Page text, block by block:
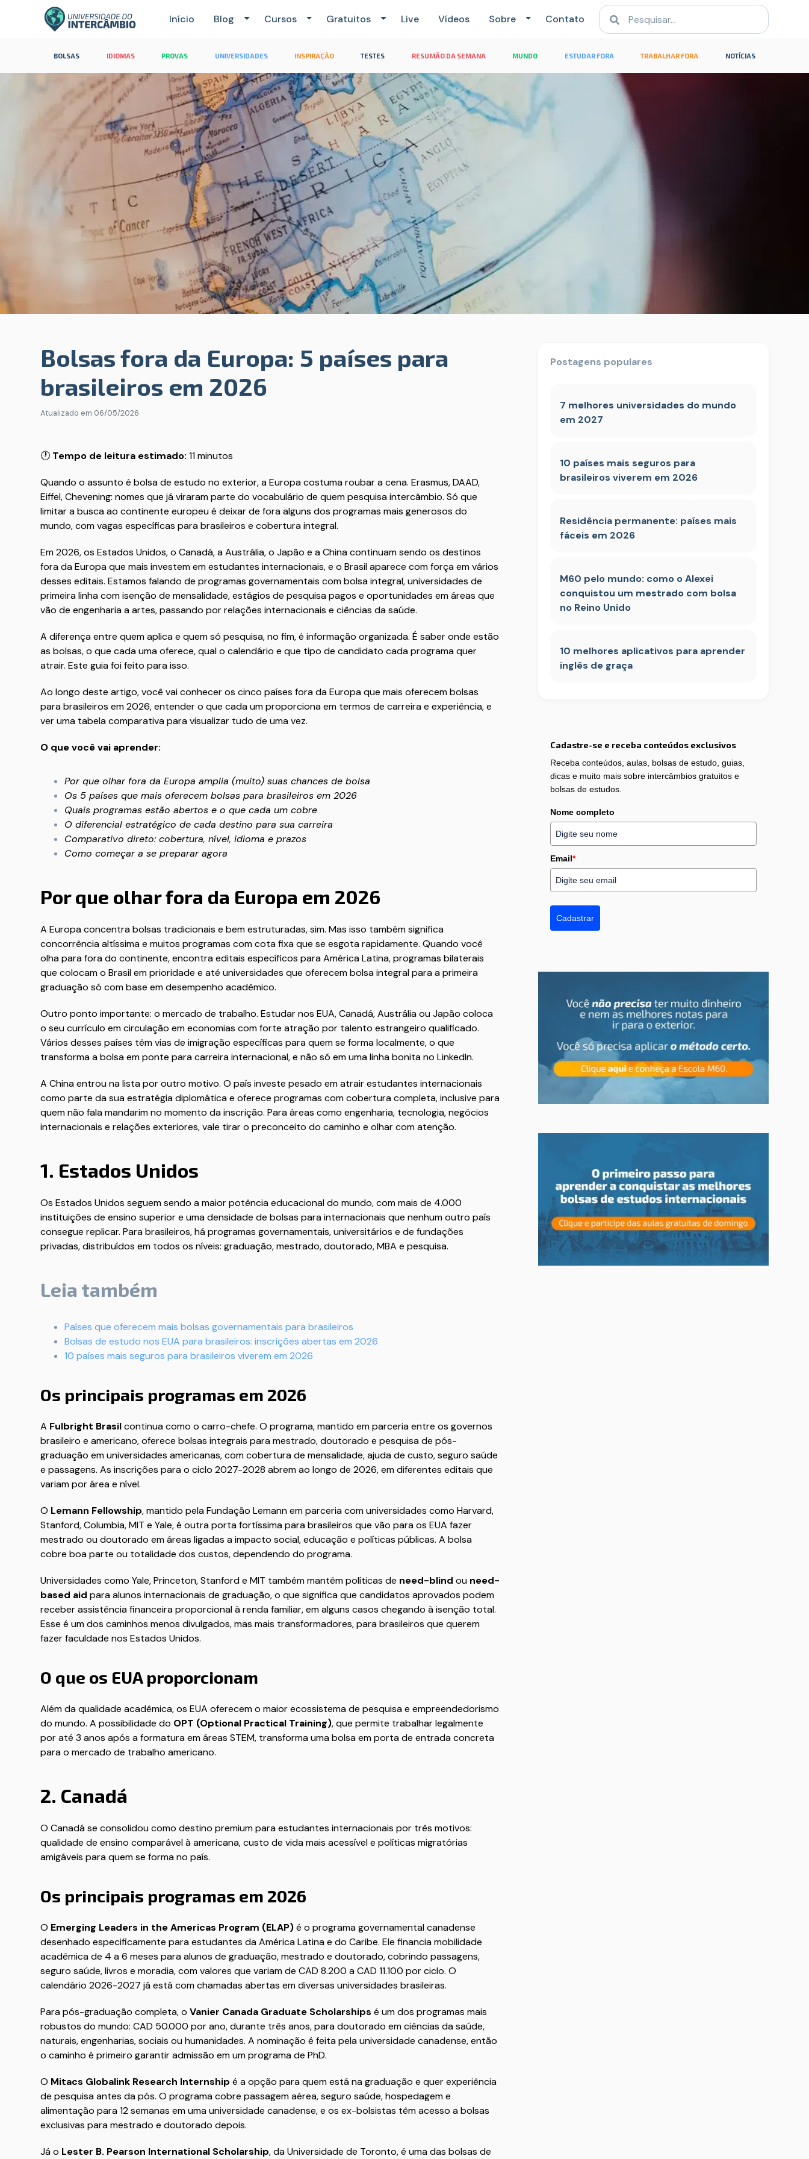
Início Blog Cursos Gratuitos Live Vídeos Sobre Contato
BOLSAS IDIOMAS PROVAS UNIVERSIDADES INSPIRAÇÃO TESTES RESUMÃO DA SEMANA MUNDO ESTUDAR FORA TRABALHAR FORA NOTÍCIAS
Bolsas fora da Europa: 5 países para
brasileiros em 2026
Atualizado em 06/05/2026
🕐 Tempo de leitura estimado: 11 minutos
Quando o assunto é bolsa de estudo no exterior, a Europa costuma roubar a cena. Erasmus, DAAD,
Eiffel, Chevening: nomes que já viraram parte do vocabulário de quem pesquisa intercâmbio. Só que
limitar a busca ao continente europeu é deixar de fora alguns dos programas mais generosos do
mundo, com vagas específicas para brasileiros e cobertura integral.
Em 2026, os Estados Unidos, o Canadá, a Austrália, o Japão e a China continuam sendo os destinos
fora da Europa que mais investem em estudantes internacionais, e o Brasil aparece com força em vários
desses editais. Estamos falando de programas governamentais com bolsa integral, universidades de
primeira linha com isenção de mensalidade, estágios de pesquisa pagos e oportunidades em áreas que
vão de engenharia a artes, passando por relações internacionais e ciências da saúde.
A diferença entre quem aplica e quem só pesquisa, no fim, é informação organizada. É saber onde estão
as bolsas, o que cada uma oferece, qual o calendário e que tipo de candidato cada programa quer
atrair. Este guia foi feito para isso.
Ao longo deste artigo, você vai conhecer os cinco países fora da Europa que mais oferecem bolsas
para brasileiros em 2026, entender o que cada um proporciona em termos de carreira e experiência, e
ver uma tabela comparativa para visualizar tudo de uma vez.
O que você vai aprender:
Por que olhar fora da Europa amplia (muito) suas chances de bolsa
Os 5 países que mais oferecem bolsas para brasileiros em 2026
Quais programas estão abertos e o que cada um cobre
O diferencial estratégico de cada destino para sua carreira
Comparativo direto: cobertura, nível, idioma e prazos
Como começar a se preparar agora
Por que olhar fora da Europa em 2026
A Europa concentra bolsas tradicionais e bem estruturadas, sim. Mas isso também significa
concorrência altíssima e muitos programas com cota fixa que se esgota rapidamente. Quando você
olha para fora do continente, encontra editais específicos para América Latina, programas bilaterais
que colocam o Brasil em prioridade e até universidades que oferecem bolsa integral para a primeira
graduação só com base em desempenho acadêmico.
Outro ponto importante: o mercado de trabalho. Estudar nos EUA, Canadá, Austrália ou Japão coloca
o seu currículo em circulação em economias com forte atração por talento estrangeiro qualificado.
Vários desses países têm vias de imigração específicas para quem se forma localmente, o que
transforma a bolsa em ponte para carreira internacional, e não só em uma linha bonita no LinkedIn.
A China entrou na lista por outro motivo. O país investe pesado em atrair estudantes internacionais
como parte da sua estratégia diplomática e oferece programas com cobertura completa, inclusive para
quem não fala mandarim no momento da inscrição. Para áreas como engenharia, tecnologia, negócios
internacionais e relações exteriores, vale tirar o preconceito do caminho e olhar com atenção.
1. Estados Unidos
Os Estados Unidos seguem sendo a maior potência educacional do mundo, com mais de 4.000
instituições de ensino superior e uma densidade de bolsas para internacionais que nenhum outro país
consegue replicar. Para brasileiros, há programas governamentais, universitários e de fundações
privadas, distribuídos em todos os níveis: graduação, mestrado, doutorado, MBA e pesquisa.
Leia também
Países que oferecem mais bolsas governamentais para brasileiros
Bolsas de estudo nos EUA para brasileiros: inscrições abertas em 2026
10 países mais seguros para brasileiros viverem em 2026
Os principais programas em 2026
A Fulbright Brasilcontinua como o carro-chefe. O programa, mantido em parceria entre os governos
brasileiro e americano, oferece bolsas integrais para mestrado, doutorado e pesquisa de pós-
graduação em universidades americanas, com cobertura de mensalidade, ajuda de custo, seguro saúde
e passagens. As inscrições para o ciclo 2027-2028 abrem ao longo de 2026, em diferentes editais que
variam por área e nível.
O Lemann Fellowship, mantido pela Fundação Lemann em parceria com universidades como Harvard,
Stanford, Columbia, MIT e Yale, é outra porta fortíssima para brasileiros que vão para os EUA fazer
mestrado ou doutorado em áreas ligadas a impacto social, educação e políticas públicas. A bolsa
cobre boa parte ou totalidade dos custos, dependendo do programa.
Universidades como Yale, Princeton, Stanford e MIT também mantêm políticas de need-blind ou need-
based aid para alunos internacionais de graduação, o que significa que candidatos aprovados podem
receber assistência financeira proporcional à renda familiar, em alguns casos chegando à isenção total.
Esse é um dos caminhos menos divulgados, mas mais transformadores, para brasileiros que querem
fazer faculdade nos Estados Unidos.
O que os EUA proporcionam
Além da qualidade acadêmica, os EUA oferecem o maior ecossistema de pesquisa e empreendedorismo
do mundo. A possibilidade do OPT (Optional Practical Training), que permite trabalhar legalmente
por até 3 anos após a formatura em áreas STEM, transforma uma bolsa em porta de entrada concreta
para o mercado de trabalho americano.
2. Canadá
O Canadá se consolidou como destino premium para estudantes internacionais por três motivos:
qualidade de ensino comparável à americana, custo de vida mais acessível e políticas migratórias
amigáveis para quem se forma no país.
Os principais programas em 2026
O Emerging Leaders in the Americas Program (ELAP)é o programa governamental canadense
desenhado especificamente para estudantes da América Latina e do Caribe. Ele financia mobilidade
acadêmica de 4 a 6 meses para alunos de graduação, mestrado e doutorado, cobrindo passagens,
seguro saúde, livros e moradia, com valores que variam de CAD 8.200 a CAD 11.100 por ciclo. O
calendário 2026-2027 já está com chamadas abertas em diversas universidades brasileiras.
Para pós-graduação completa, o Vanier Canada Graduate Scholarships é um dos programas mais
robustos do mundo: CAD 50.000 por ano, durante três anos, para doutorado em ciências da saúde,
naturais, engenharias, sociais ou humanidades. A nominação é feita pela universidade canadense, então
o caminho é primeiro garantir admissão em um programa de PhD.
O Mitacs Globalink Research Internship é a opção para quem está na graduação e quer experiência
de pesquisa antes da pós. O programa cobre passagem aérea, seguro saúde, hospedagem e
alimentação para 12 semanas em uma universidade canadense, e os ex-bolsistas têm acesso a bolsas
exclusivas para mestrado e doutorado depois.
Já o Lester B. Pearson International Scholarship, da Universidade de Toronto, é uma das bolsas de
Postagens populares
7 melhores universidades do mundo
em 2027
10 países mais seguros para
brasileiros viverem em 2026
Residência permanente: países mais
fáceis em 2026
M60 pelo mundo: como o Alexei
conquistou um mestrado com bolsa
no Reino Unido
10 melhores aplicativos para aprender
inglês de graça
Cadastre-se e receba conteúdos exclusivos
Receba conteúdos, aulas, bolsas de estudo, guias,
dicas e muito mais sobre intercâmbios gratuitos e
bolsas de estudos.
Nome completo
Email*
Cadastrar